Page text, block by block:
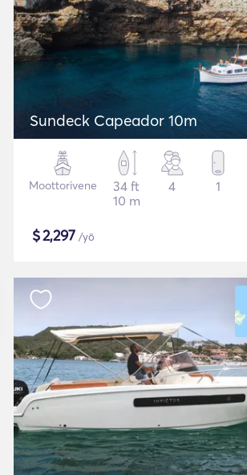
Sundeck Capeador 10m
Moottorivene
34 ft
10 m
4 1
$2,297 /yö